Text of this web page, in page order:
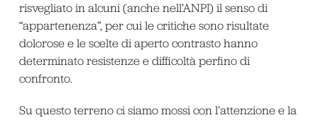
risvegliato in alcuni (anche nell’ANPI) il senso di
“appartenenza”, per cui le critiche sono risultate
dolorose e le scelte di aperto contrasto hanno
determinato resistenze e difficoltà perfino di
confronto.
Su questo terreno ci siamo mossi con l’attenzione e la